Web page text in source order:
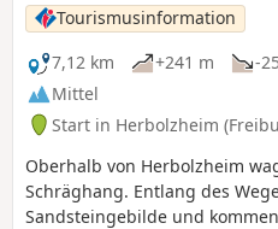
Tourismusinformation
7,12 km
+241 m -
Mittel
Start in Herbolzheim
Oberhalb von Herbolzheim
Schräghang. Entlang des
Sandsteingebilde und